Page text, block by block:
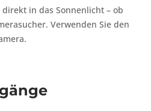
direkt in das Sonnenlicht – ob
Verwenden Sie den